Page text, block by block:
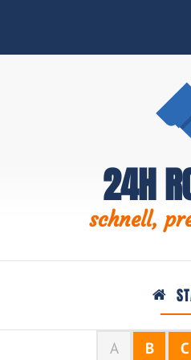
24H
schnell,
A B C